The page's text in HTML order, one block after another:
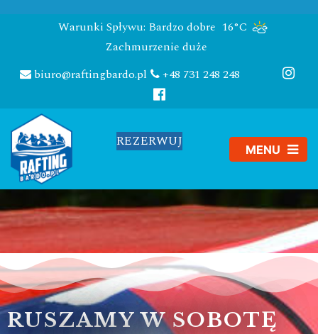
Warunki Spływu: Bardzo dobre 16°C
Zachmurzenie duże
biuro@raftingbardo.pl
+48 731 248 248
REZERWUJ
RUSZAMY W SOBOTĘ